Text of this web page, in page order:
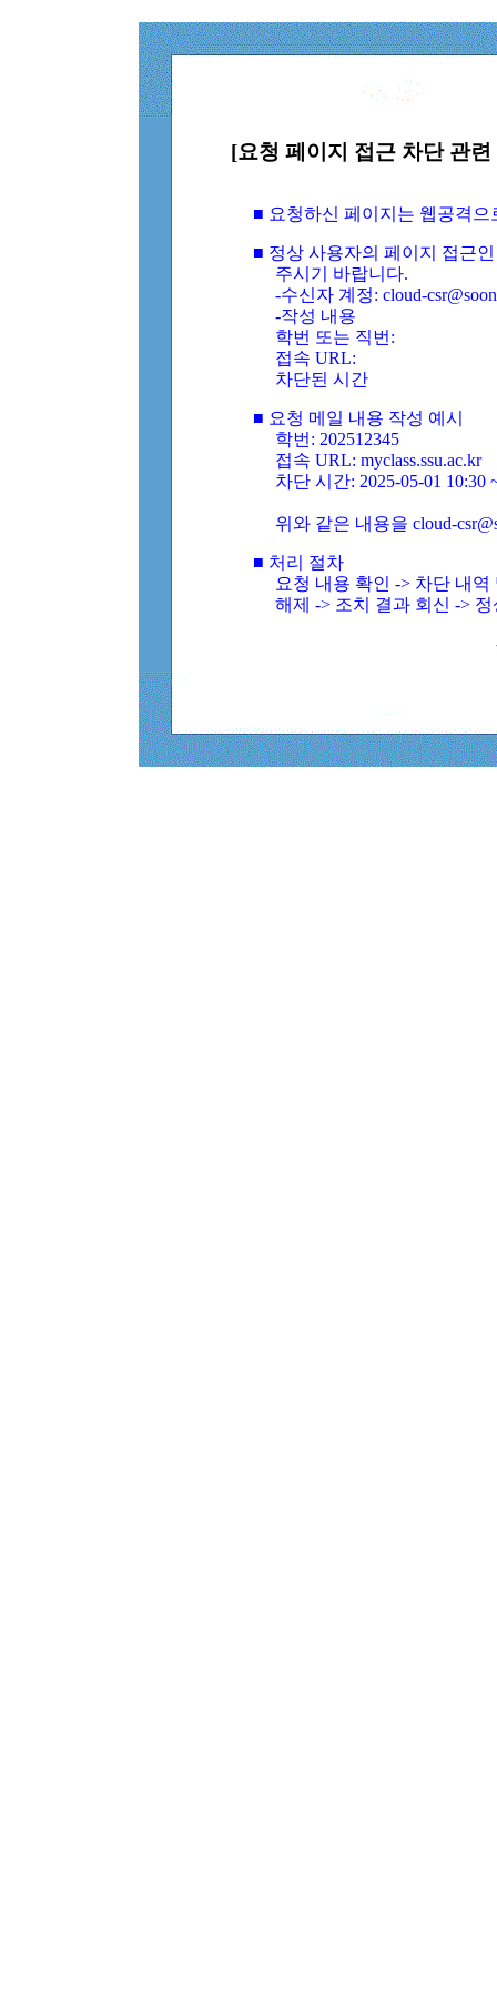
[요청 페이지 접근 차단 관
■ 요청하신 페이지는 웹공격
■ 정상 사용자의 페이지 접근
주시기 바랍니다.
-수신자 계정: cloud-
-작성 내용
학번 또는 직번:
접속 URL:
차단된 시간
■ 요청 메일 내용 작성 예시
학번: 202512345
접속 URL: myclass.ssu.ac.kr
차단 시간: 2025-05-01 10:30
위와 같은 내용을 cloud-
■ 처리 절차
요청 내용 확인 -> 차단 내
해제 -> 조치 결과 회신 ->